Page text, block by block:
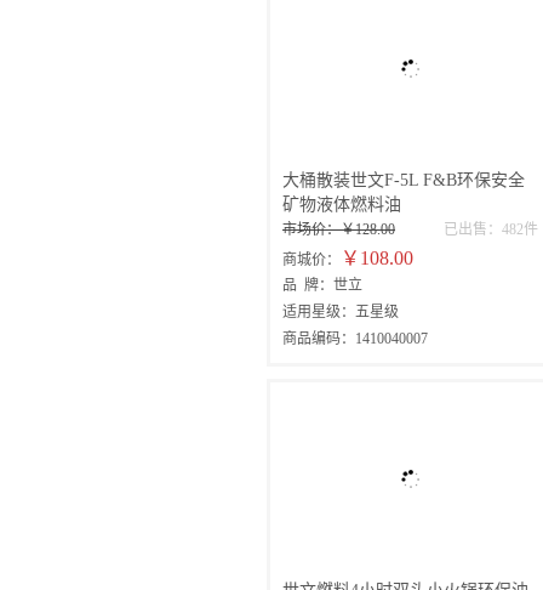
大桶散装世文F-5L F&B环保安全
矿物液体燃料油
已出售：482件
市场价：￥128.00
商城价：
￥108.00
品 牌：世立
适用星级：五星级
商品编码：1410040007